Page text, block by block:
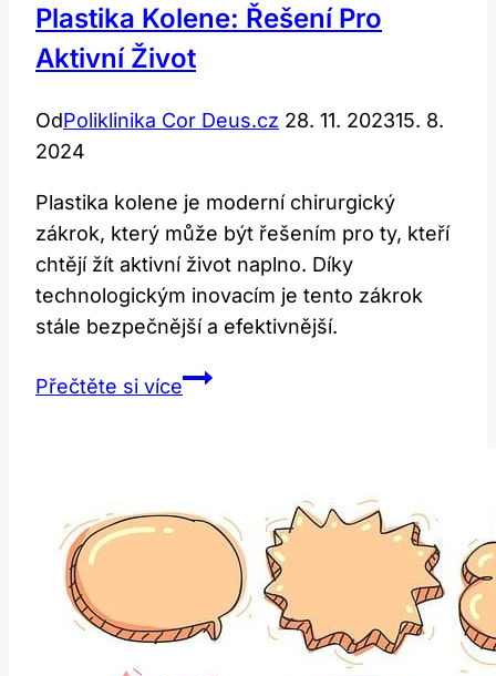
+
Pravda
Zákrocích
Plastika Kolene: Řešení Pro
Aktivní Život
OdPoliklinika Cor Deus.cz 28. 11. 202315. 8.
2024
Plastika kolene je moderní chirurgický
zákrok, který může být řešením pro ty, kteří
chtějí žít aktivní život naplno. Díky
technologickým inovacím je tento zákrok
stále bezpečnější a efektivnější.
Přečtěte si vícePlastika
Život